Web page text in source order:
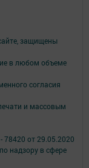
защищены
в любом объеме
согласия
и массовым
от 29.05.2020
надзору в сфере